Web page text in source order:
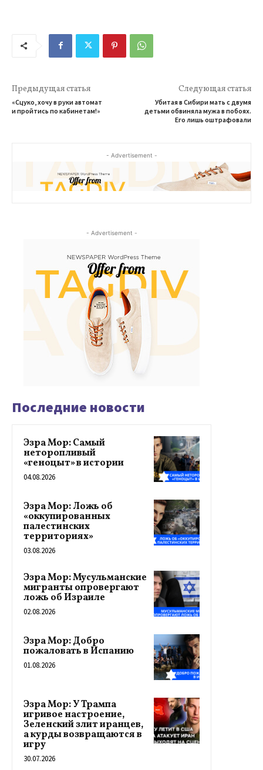
Предыдущая статья
«Сцуко, хочу в руки автомат
и пройтись по кабинетам!»
Следующая статья
Убитая в Сибири мать с двумя
детьми обвиняла мужа в побоях.
Его лишь оштрафовали
- Advertisement -
- Advertisement -
Последние новости
Эзра Мор: Самый
неторопливый
«геноцыт» в истории
04.08.2026
Эзра Мор: Ложь об
«оккупированных
палестинских
территориях»
03.08.2026
Эзра Мор: Мусульманские
мигранты опровергают
ложь об Израиле
02.08.2026
Эзра Мор: Добро
пожаловать в Испанию
01.08.2026
Эзра Мор: У Трампа
игривое настроение,
Зеленский злит иранцев,
а курды возвращаются в
игру
30.07.2026